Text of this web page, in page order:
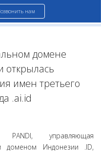
нам
домене
открылась
имен третьего
.ai.id
PANDI, управляющая
доменом Индонезии .ID,